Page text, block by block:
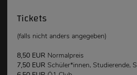
Tickets
(falls nicht anders angegeben)
8,50 EUR Normalpreis
7,50 EUR Schüler*innen, Studierende,